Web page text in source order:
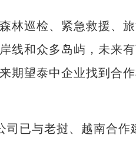
巡检、紧急救援、
线和众多岛屿，未来
期望泰中企业找到合
已与老挝、越南合作